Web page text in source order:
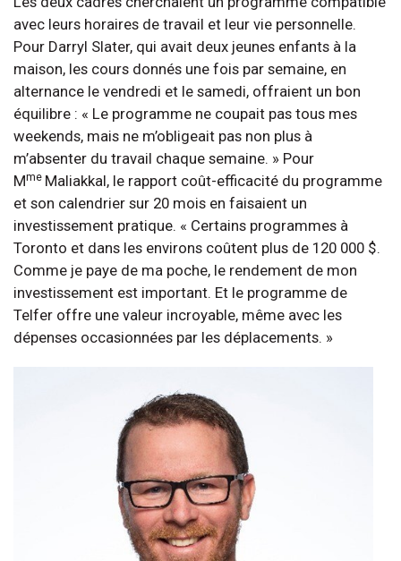
avec leurs horaires de travail et leur vie personnelle.
Pour Darryl Slater, qui avait deux jeunes enfants à la
maison, les cours donnés une fois par semaine, en
alternance le vendredi et le samedi, offraient un bon
équilibre : « Le programme ne coupait pas tous mes
weekends, mais ne m’obligeait pas non plus à
m’absenter du travail chaque semaine. » Pour
Mme Maliakkal, le rapport coût-efficacité du programme
et son calendrier sur 20 mois en faisaient un
investissement pratique. « Certains programmes à
Toronto et dans les environs coûtent plus de 120 000 $.
Comme je paye de ma poche, le rendement de mon
investissement est important. Et le programme de
Telfer offre une valeur incroyable, même avec les
dépenses occasionnées par les déplacements. »